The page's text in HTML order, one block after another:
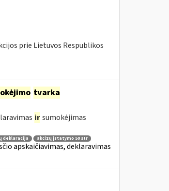
prie Lietuvos Respublikos
tvarka
ir sumokėjimas
deklaracija akcizų įstatymo 50 str
apskaičiavimas, deklaravimas